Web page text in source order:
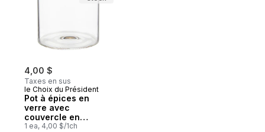
4,00 $
Taxes en sus
le Choix du Président
Pot à épices en
verre avec
couvercle en
bambou, 90 ml
1 ea, 4,00 $/1ch